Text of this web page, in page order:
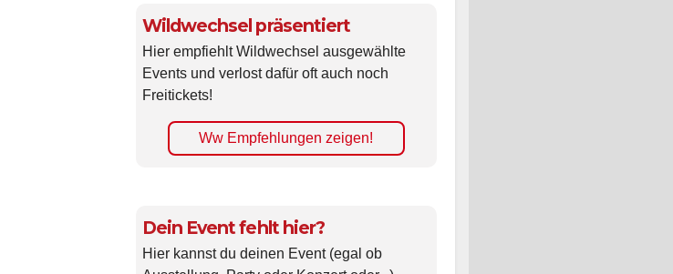
Wildwechsel präsentiert
Hier empfiehlt Wildwechsel ausgewählte
Events und verlost dafür oft auch noch
Freitickets!
Ww Empfehlungen zeigen!
Dein Event fehlt hier?
Hier kannst du deinen Event (egal ob
Ausstellung, Party oder Konzert oder...)